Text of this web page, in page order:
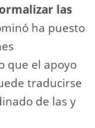
las
ha puesto
que el apoyo
traducirse
de las y